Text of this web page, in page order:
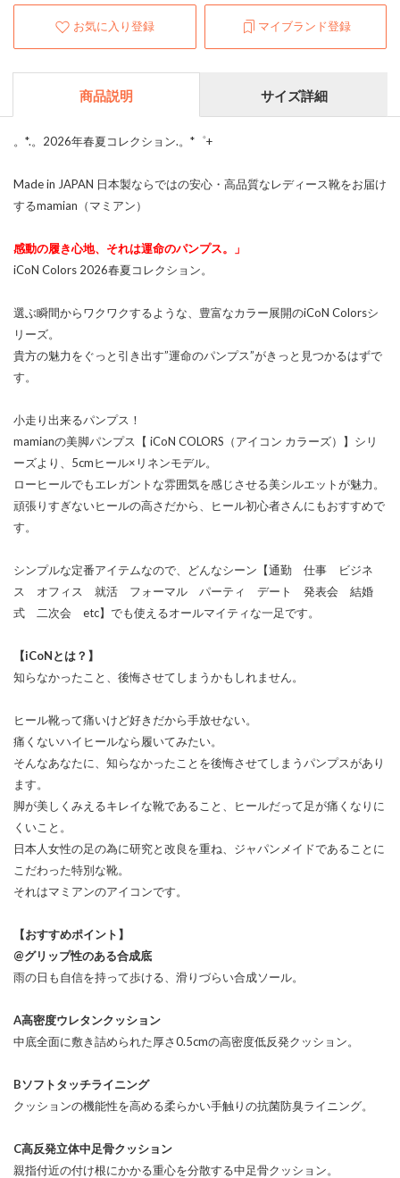
お気に入り登録 マイブランド登録
商品説明 サイズ詳細
。*.。2026年春夏コレクション.。*゜+
Made in JAPAN 日本製ならではの安心・高品質なレディース靴をお届け
するmamian（マミアン）
感動の履き心地、それは運命のパンプス。」
iCoN Colors 2026春夏コレクション。
選ぶ瞬間からワクワクするような、豊富なカラー展開のiCoN Colorsシ
リーズ。
貴方の魅力をぐっと引き出す”運命のパンプス”がきっと見つかるはずで
す。
小走り出来るパンプス！
mamianの美脚パンプス【 iCoN COLORS（アイコン カラーズ）】シリ
ーズより、5cmヒール×リネンモデル。
ローヒールでもエレガントな雰囲気を感じさせる美シルエットが魅力。
頑張りすぎないヒールの高さだから、ヒール初心者さんにもおすすめで
す。
シンプルな定番アイテムなので、どんなシーン【通勤 仕事 ビジネ
ス オフィス 就活 フォーマル パーティ デート 発表会 結婚
式 二次会 etc】でも使えるオールマイティな一足です。
【iCoNとは？】
知らなかったこと、後悔させてしまうかもしれません。
ヒール靴って痛いけど好きだから手放せない。
痛くないハイヒールなら履いてみたい。
そんなあなたに、知らなかったことを後悔させてしまうパンプスがあり
ます。
脚が美しくみえるキレイな靴であること、ヒールだって足が痛くなりに
くいこと。
日本人女性の足の為に研究と改良を重ね、ジャパンメイドであることに
こだわった特別な靴。
それはマミアンのアイコンです。
【おすすめポイント】
@グリップ性のある合成底
雨の日も自信を持って歩ける、滑りづらい合成ソール。
A高密度ウレタンクッション
中底全面に敷き詰められた厚さ0.5cmの高密度低反発クッション。
Bソフトタッチライニング
クッションの機能性を高める柔らかい手触りの抗菌防臭ライニング。
C高反発立体中足骨クッション
親指付近の付け根にかかる重心を分散する中足骨クッション。